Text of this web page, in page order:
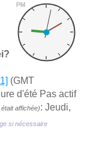
PM
(GMT
d'été Pas actif
affichée): Jeudi,
si nécessaire